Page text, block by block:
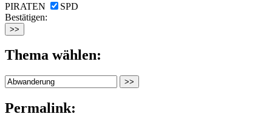
PIRATEN
SPD
Bestätigen:
Thema wählen:
Permalink: